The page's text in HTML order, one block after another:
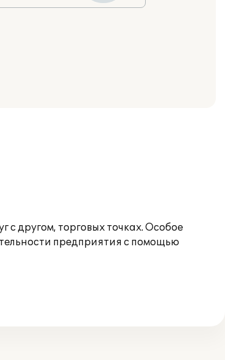
с другом, торговых точках. Особое
предприятия с помощью